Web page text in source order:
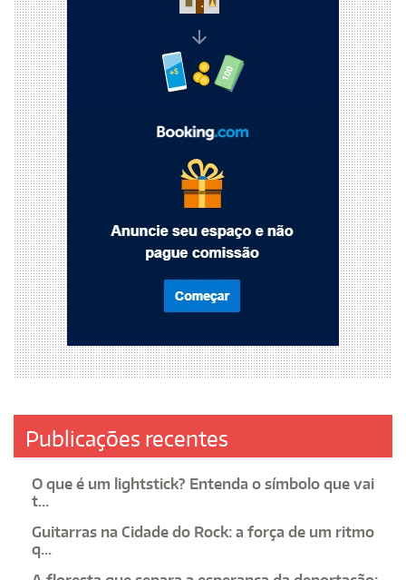
Publicações recentes
O que é um lightstick? Entenda o símbolo que vai
t...
Guitarras na Cidade do Rock: a força de um ritmo
q...